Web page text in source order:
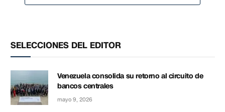
SELECCIONES DEL EDITOR
Venezuela consolida su retorno al circuito de
bancos centrales
mayo 9, 2026